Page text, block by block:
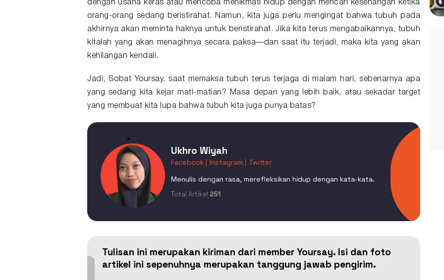
dengan usaha keras atau mencoba menikmati hidup dengan mencari kesenangan ketika
orang-orang sedang beristirahat. Namun, kita juga perlu mengingat bahwa tubuh pada
akhirnya akan meminta haknya untuk beristirahat. Jika kita terus mengabaikannya, tubuh
kitalah yang akan menagihnya secara paksa—dan saat itu terjadi, maka kita yang akan
kehilangan kendali.
Jadi, Sobat Yoursay, saat memaksa tubuh terus terjaga di malam hari, sebenarnya apa
yang sedang kita kejar mati-matian? Masa depan yang lebih baik, atau sekadar target
yang membuat kita lupa bahwa tubuh kita juga punya batas?
Ukhro Wiyah
Facebook | Instagram | Twitter
Menulis dengan rasa, merefleksikan hidup dengan kata-kata.
Total Artikel 251
Tulisan ini merupakan kiriman dari member Yoursay. Isi dan foto
artikel ini sepenuhnya merupakan tanggung jawab pengirim.